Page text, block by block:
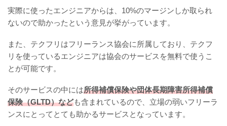
実際に使ったエンジニアからは、10%のマージンしか取られ
ないので助かったという意見が挙がっています。
また、テクフリはフリーランス協会に所属しており、テクフ
リを使っているエンジニアは協会のサービスを無料で使うこ
とが可能です。
そのサービスの中には所得補償保険や団体長期障害所得補償
保険（GLTD）なども含まれているので、立場の弱いフリーラ
ンスにとってとても助かるサービスとなっています。